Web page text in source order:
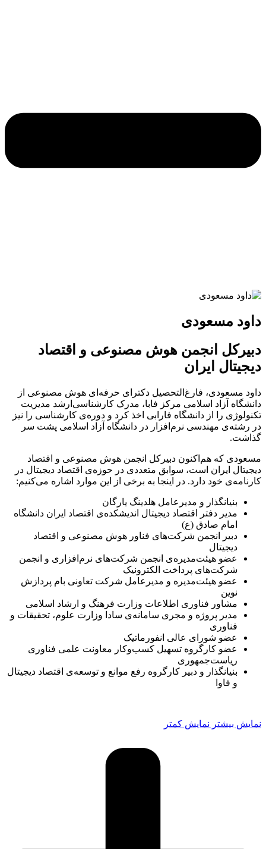
داود مسعودی
دبیرکل انجمن هوش مصنوعی و اقتصاد
دیجیتال ایران
داود مسعودی، فارغ‌التحصیل دکترای حرفه‌ای هوش مصنوعی از
دانشگاه آزاد اسلامی مرکز فابا، مدرک کارشناسی‌ارشد مدیریت
تکنولوژی را از دانشگاه فارابی اخذ کرد و دوره‌ی کارشناسی را نیز
در رشته‌ی مهندسی نرم‌افزار در دانشگاه آزاد اسلامی پشت سر
گذاشت.
مسعودی که هم‌اکنون دبیرکل انجمن هوش مصنوعی و اقتصاد
دیجیتال ایران است، سوابق متعددی در حوزه‌ی اقتصاد دیجیتال در
کارنامه‌ی خود دارد. در اینجا به برخی از این موارد اشاره می‌کنیم:
بنیانگذار و مدیرعامل هلدینگ یارگان
مدیر دفتر اقتصاد دیجیتال اندیشکده‌ی اقتصاد ایران دانشگاه
امام صادق (ع)
دبیر انجمن شرکت‌های فناور هوش مصنوعی و اقتصاد
دیجیتال
عضو هیئت‌مدیره‌ی انجمن شرکت‌های نرم‌افزاری و انجمن
شرکت‌های پرداخت الکترونیک
عضو هیئت‌مدیره‌ و مدیرعامل شرکت تعاونی بام پردازش
نوین
مشاور فناوری اطلاعات وزارت فرهنگ و ارشاد اسلامی
مدیر پروژه و مجری سامانه‌ی سادا وزارت علوم، تحقیقات و
فناوری
عضو شورای عالی انفورماتیک
عضو کارگروه تسهیل کسب‌وکار معاونت علمی فناوری
ریاست‌جمهوری
بنیانگذار و دبیر کارگروه رفع موانع و توسعه‌ی اقتصاد دیجیتال
و فاوا
نمایش بیشتر نمایش کمتر